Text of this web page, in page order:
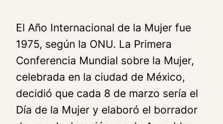
El Año Internacional de la Mujer fue
1975, según la ONU. La Primera
Conferencia Mundial sobre la Mujer,
celebrada en la ciudad de México,
decidió que cada 8 de marzo sería el
Día de la Mujer y elaboró el borrador